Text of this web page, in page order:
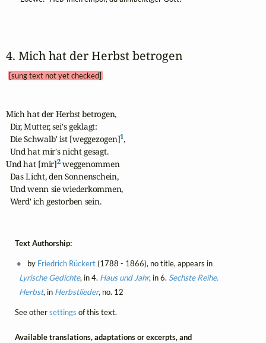
4. Mich hat der Herbst betrogen
[sung text not yet checked]
Mich hat der Herbst betrogen,
  Dir, Mutter, sei's geklagt:
  Die Schwalb' ist [weggezogen]
1,
  Und hat mir's nicht gesagt.
Und hat [mir]2 weggenommen
  Das Licht, den Sonnenschein,
  Und wenn sie wiederkommen,
  Werd' ich gestorben sein.
Text Authorship:
by Friedrich Rückert(1788 - 1866), no title, appears in
Lyrische Gedichte, in 4. Haus und Jahr, in 6. Sechste Reihe.
Herbst, in Herbstlieder, no. 12
See othersettings of this text.
Available translations, adaptations or excerpts, and